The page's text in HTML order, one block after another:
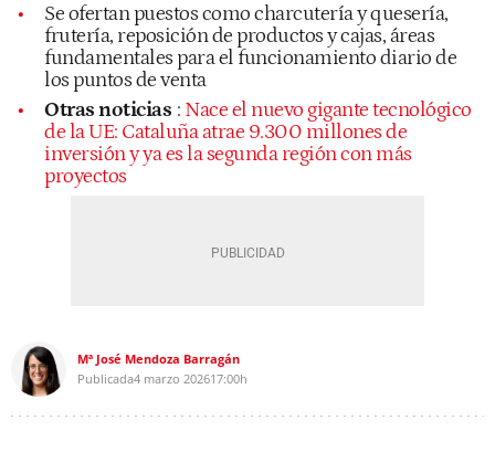
Se ofertan puestos como charcutería y quesería,
frutería, reposición de productos y cajas, áreas
fundamentales para el funcionamiento diario de
los puntos de venta
Otras noticias : Nace el nuevo gigante tecnológico
de la UE: Cataluña atrae 9.300 millones de
inversión y ya es la segunda región con más
proyectos
Mª José Mendoza Barragán
Publicada4 marzo 202617:00h